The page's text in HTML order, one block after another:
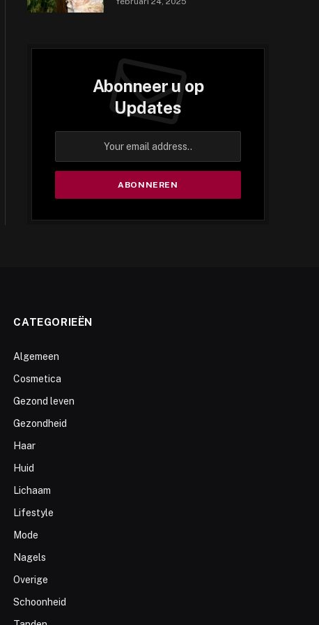
Abonneer u op
Updates
CATEGORIEËN
Algemeen
Cosmetica
Gezond leven
Gezondheid
Haar
Huid
Lichaam
Lifestyle
Mode
Nagels
Overige
Schoonheid